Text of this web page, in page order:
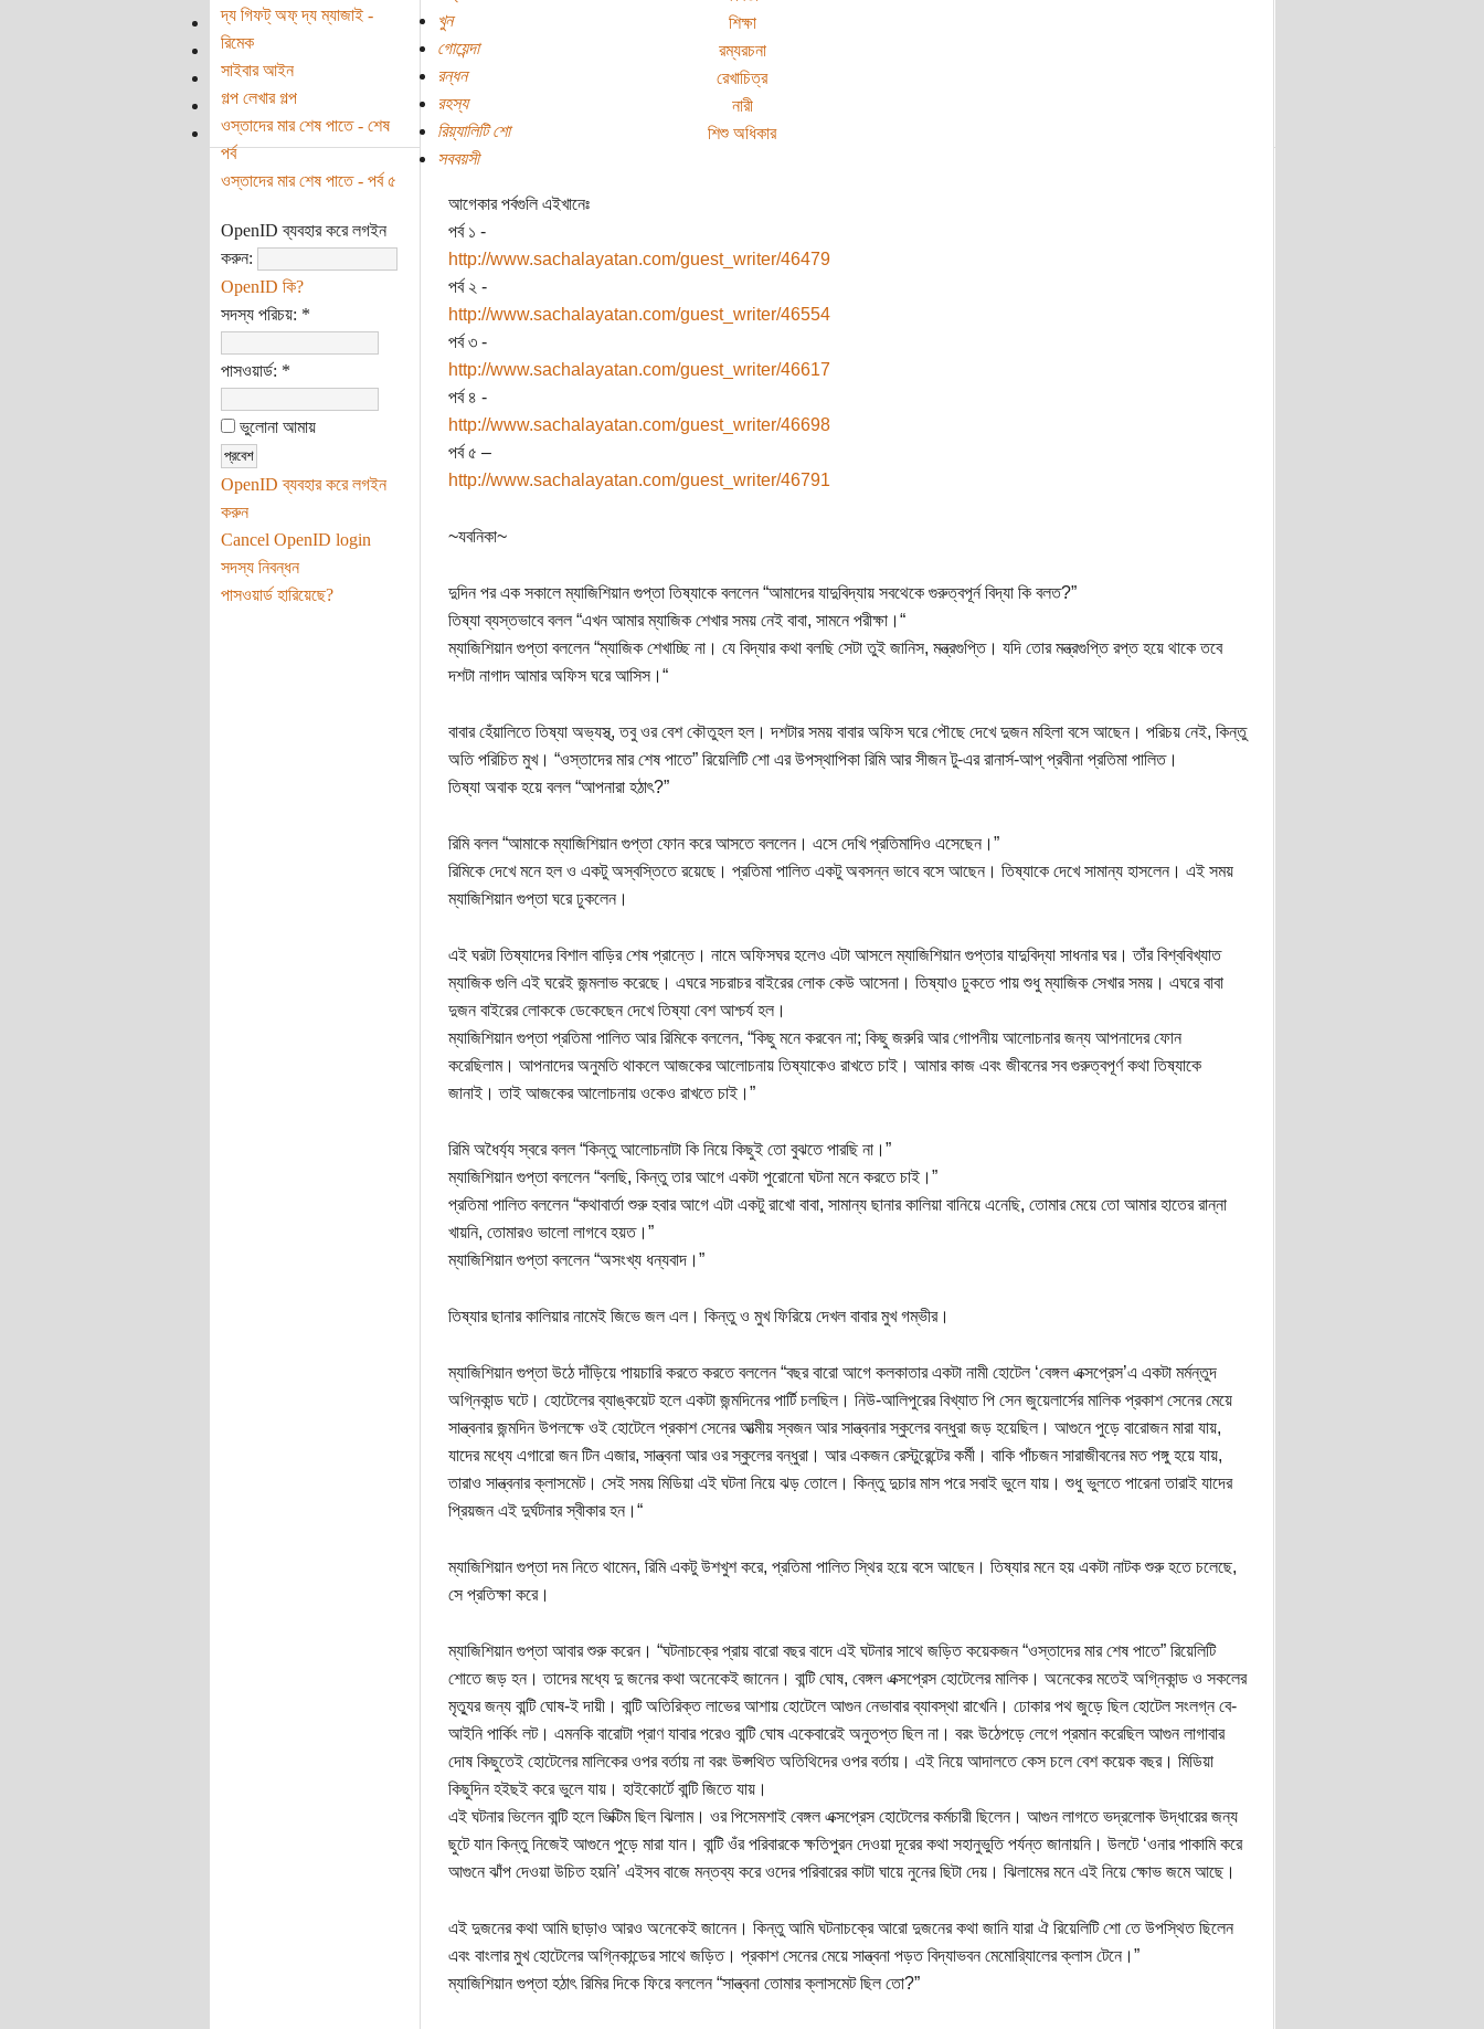
শিক্ষা
রম্যরচনা
রেখাচিত্র
নারী
শিশু অধিকার
দ্য গিফট্‌ অফ্‌ দ্য ম্যাজাই -
রিমেক
সাইবার আইন
গল্প লেখার গল্প
ওস্তাদের মার শেষ পাতে - শেষ
পর্ব
ওস্তাদের মার শেষ পাতে - পর্ব ৫
OpenID ব্যবহার করে লগইন
করুন:
OpenID কি?
সদস্য পরিচয়: *
পাসওয়ার্ড: *
ভুলোনা আমায়
OpenID ব্যবহার করে লগইন
করুন
Cancel OpenID login
সদস্য নিবন্ধন
পাসওয়ার্ড হারিয়েছে?
খুন
গোয়েন্দা
রন্ধন
রহস্য
রিয়্যালিটি শো
সববয়সী
আগেকার পর্বগুলি এইখানেঃ
পর্ব ১ -
http://www.sachalayatan.com/guest_writer/46479
পর্ব ২ -
http://www.sachalayatan.com/guest_writer/46554
পর্ব ৩ -
http://www.sachalayatan.com/guest_writer/46617
পর্ব ৪ -
http://www.sachalayatan.com/guest_writer/46698
পর্ব ৫ –
http://www.sachalayatan.com/guest_writer/46791
~যবনিকা~
দুদিন পর এক সকালে ম্যাজিশিয়ান গুপ্তা তিষ্যাকে বললেন “আমাদের যাদুবিদ্যায় সবথেকে গুরুত্বপূর্ন বিদ্যা কি বলত?”
তিষ্যা ব্যস্তভাবে বলল “এখন আমার ম্যাজিক শেখার সময় নেই বাবা, সামনে পরীক্ষা।“
ম্যাজিশিয়ান গুপ্তা বললেন “ম্যাজিক শেখাচ্ছি না। যে বিদ্যার কথা বলছি সেটা তুই জানিস, মন্ত্রগুপ্তি। যদি তোর মন্ত্রগুপ্তি রপ্ত হয়ে থাকে তবে
দশটা নাগাদ আমার অফিস ঘরে আসিস।“
বাবার হেঁয়ালিতে তিষ্যা অভ্যস্থ্, তবু ওর বেশ কৌতুহল হল। দশটার সময় বাবার অফিস ঘরে পৌছে দেখে দুজন মহিলা বসে আছেন। পরিচয় নেই, কিন্তু
অতি পরিচিত মুখ। “ওস্তাদের মার শেষ পাতে” রিয়েলিটি শো এর উপস্থাপিকা রিমি আর সীজন টু-এর রানার্স-আপ্‌ প্রবীনা প্রতিমা পালিত।
তিষ্যা অবাক হয়ে বলল “আপনারা হঠাৎ?”
রিমি বলল “আমাকে ম্যাজিশিয়ান গুপ্তা ফোন করে আসতে বললেন। এসে দেখি প্রতিমাদিও এসেছেন।”
রিমিকে দেখে মনে হল ও একটু অস্বস্তিতে রয়েছে। প্রতিমা পালিত একটু অবসন্ন ভাবে বসে আছেন। তিষ্যাকে দেখে সামান্য হাসলেন। এই সময়
ম্যাজিশিয়ান গুপ্তা ঘরে ঢুকলেন।
এই ঘরটা তিষ্যাদের বিশাল বাড়ির শেষ প্রান্তে। নামে অফিসঘর হলেও এটা আসলে ম্যাজিশিয়ান গুপ্তার যাদুবিদ্যা সাধনার ঘর। তাঁর বিশ্ববিখ্যাত
ম্যাজিক গুলি এই ঘরেই জন্মলাভ করেছে। এঘরে সচরাচর বাইরের লোক কেউ আসেনা। তিষ্যাও ঢুকতে পায় শুধু ম্যাজিক সেখার সময়। এঘরে বাবা
দুজন বাইরের লোককে ডেকেছেন দেখে তিষ্যা বেশ আশ্চর্য হল।
ম্যাজিশিয়ান গুপ্তা প্রতিমা পালিত আর রিমিকে বললেন, “কিছু মনে করবেন না; কিছু জরুরি আর গোপনীয় আলোচনার জন্য আপনাদের ফোন
করেছিলাম। আপনাদের অনুমতি থাকলে আজকের আলোচনায় তিষ্যাকেও রাখতে চাই। আমার কাজ এবং জীবনের সব গুরুত্বপূর্ণ কথা তিষ্যাকে
জানাই। তাই আজকের আলোচনায় ওকেও রাখতে চাই।”
রিমি অধৈর্য্য স্বরে বলল “কিন্তু আলোচনাটা কি নিয়ে কিছুই তো বুঝতে পারছি না।”
ম্যাজিশিয়ান গুপ্তা বললেন “বলছি, কিন্তু তার আগে একটা পুরোনো ঘটনা মনে করতে চাই।”
প্রতিমা পালিত বললেন “কথাবার্তা শুরু হবার আগে এটা একটু রাখো বাবা, সামান্য ছানার কালিয়া বানিয়ে এনেছি, তোমার মেয়ে তো আমার হাতের রান্না
খায়নি, তোমারও ভালো লাগবে হয়ত।”
ম্যাজিশিয়ান গুপ্তা বললেন “অসংখ্য ধন্যবাদ।”
তিষ্যার ছানার কালিয়ার নামেই জিভে জল এল। কিন্তু ও মুখ ফিরিয়ে দেখল বাবার মুখ গম্ভীর।
ম্যাজিশিয়ান গুপ্তা উঠে দাঁড়িয়ে পায়চারি করতে করতে বললেন “বছর বারো আগে কলকাতার একটা নামী হোটেল ‘বেঙ্গল এক্সপ্রেস’এ একটা মর্মন্তুদ
অগ্নিকান্ড ঘটে। হোটেলের ব্যাঙ্কয়েট হলে একটা জন্মদিনের পার্টি চলছিল। নিউ-আলিপুরের বিখ্যাত পি সেন জুয়েলার্সের মালিক প্রকাশ সেনের মেয়ে
সান্ত্বনার জন্মদিন উপলক্ষে ওই হোটেলে প্রকাশ সেনের আত্মীয় স্বজন আর সান্ত্বনার স্কুলের বন্ধুরা জড় হয়েছিল। আগুনে পুড়ে বারোজন মারা যায়,
যাদের মধ্যে এগারো জন টিন এজার, সান্ত্বনা আর ওর স্কুলের বন্ধুরা। আর একজন রেস্টুরেন্টের কর্মী। বাকি পাঁচজন সারাজীবনের মত পঙ্গু হয়ে যায়,
তারাও সান্ত্বনার ক্লাসমেট। সেই সময় মিডিয়া এই ঘটনা নিয়ে ঝড় তোলে। কিন্তু দুচার মাস পরে সবাই ভুলে যায়। শুধু ভুলতে পারেনা তারাই যাদের
প্রিয়জন এই দুর্ঘটনার স্বীকার হন।“
ম্যাজিশিয়ান গুপ্তা দম নিতে থামেন, রিমি একটু উশখুশ করে, প্রতিমা পালিত স্থির হয়ে বসে আছেন। তিষ্যার মনে হয় একটা নাটক শুরু হতে চলেছে,
সে প্রতিক্ষা করে।
ম্যাজিশিয়ান গুপ্তা আবার শুরু করেন। “ঘটনাচক্রে প্রায় বারো বছর বাদে এই ঘটনার সাথে জড়িত কয়েকজন “ওস্তাদের মার শেষ পাতে” রিয়েলিটি
শোতে জড় হন। তাদের মধ্যে দু জনের কথা অনেকেই জানেন। বান্টি ঘোষ, বেঙ্গল এক্সপ্রেস হোটেলের মালিক। অনেকের মতেই অগ্নিকান্ড ও সকলের
মৃত্যুর জন্য বান্টি ঘোষ-ই দায়ী। বান্টি অতিরিক্ত লাভের আশায় হোটেলে আগুন নেভাবার ব্যাবস্থা রাখেনি। ঢোকার পথ জুড়ে ছিল হোটেল সংলগ্ন বে-
আইনি পার্কিং লট। এমনকি বারোটা প্রাণ যাবার পরেও বান্টি ঘোষ একেবারেই অনুতপ্ত ছিল না। বরং উঠেপড়ে লেগে প্রমান করেছিল আগুন লাগাবার
দোষ কিছুতেই হোটেলের মালিকের ওপর বর্তায় না বরং উপ্সথিত অতিথিদের ওপর বর্তায়। এই নিয়ে আদালতে কেস চলে বেশ কয়েক বছর। মিডিয়া
কিছুদিন হইছই করে ভুলে যায়। হাইকোর্টে বান্টি জিতে যায়।
এই ঘটনার ভিলেন বান্টি হলে ভিক্টিম ছিল ঝিলাম। ওর পিসেমশাই বেঙ্গল এক্সপ্রেস হোটেলের কর্মচারী ছিলেন। আগুন লাগতে ভদ্রলোক উদ্ধারের জন্য
ছুটে যান কিন্তু নিজেই আগুনে পুড়ে মারা যান। বান্টি ওঁর পরিবারকে ক্ষতিপুরন দেওয়া দূরের কথা সহানুভুতি পর্যন্ত জানায়নি। উলটে ‘ওনার পাকামি করে
আগুনে ঝাঁপ দেওয়া উচিত হয়নি’ এইসব বাজে মন্তব্য করে ওদের পরিবারের কাটা ঘায়ে নুনের ছিটা দেয়। ঝিলামের মনে এই নিয়ে ক্ষোভ জমে আছে।
এই দুজনের কথা আমি ছাড়াও আরও অনেকেই জানেন। কিন্তু আমি ঘটনাচক্রে আরো দুজনের কথা জানি যারা ঐ রিয়েলিটি শো তে উপস্থিত ছিলেন
এবং বাংলার মুখ হোটেলের অগ্নিকান্ডের সাথে জড়িত। প্রকাশ সেনের মেয়ে সান্ত্বনা পড়ত বিদ্যাভবন মেমোরি্যালের ক্লাস টেনে।”
ম্যাজিশিয়ান গুপ্তা হঠাৎ রিমির দিকে ফিরে বললেন “সান্ত্বনা তোমার ক্লাসমেট ছিল তো?”